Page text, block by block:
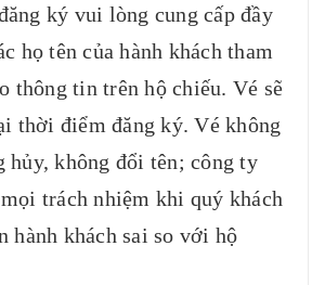
ký vui lòng cung cấp đầy
họ tên của hành khách tham
thông tin trên hộ chiếu. Vé sẽ
thời điểm đăng ký. Vé không
hủy, không đổi tên; công ty
trách nhiệm khi quý khách
hành khách sai so với hộ